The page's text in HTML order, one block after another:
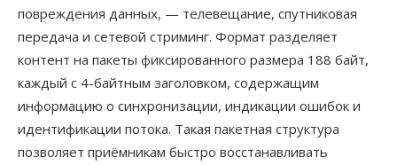
повреждения данных, — телевещание, спутниковая
передача и сетевой стриминг. Формат разделяет
контент на пакеты фиксированного размера 188 байт,
каждый с 4-байтным заголовком, содержащим
информацию о синхронизации, индикации ошибок и
идентификации потока. Такая пакетная структура
позволяет приёмникам быстро восстанавливать